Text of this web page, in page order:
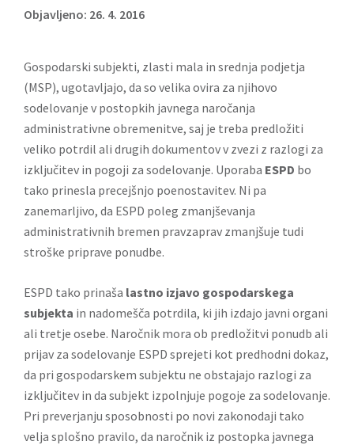
Objavljeno: 26. 4. 2016
Gospodarski subjekti, zlasti mala in srednja podjetja
(MSP), ugotavljajo, da so velika ovira za njihovo
sodelovanje v postopkih javnega naročanja
administrativne obremenitve, saj je treba predložiti
veliko potrdil ali drugih dokumentov v zvezi z razlogi za
izključitev in pogoji za sodelovanje. Uporaba ESPD bo
tako prinesla precejšnjo poenostavitev. Ni pa
zanemarljivo, da ESPD poleg zmanjševanja
administrativnih bremen pravzaprav zmanjšuje tudi
stroške priprave ponudbe.
ESPD tako prinaša lastno izjavo gospodarskega
subjekta in nadomešča potrdila, ki jih izdajo javni organi
ali tretje osebe. Naročnik mora ob predložitvi ponudb ali
prijav za sodelovanje ESPD sprejeti kot predhodni dokaz,
da pri gospodarskem subjektu ne obstajajo razlogi za
izključitev in da subjekt izpolnjuje pogoje za sodelovanje.
Pri preverjanju sposobnosti po novi zakonodaji tako
velja splošno pravilo, da naročnik iz postopka javnega